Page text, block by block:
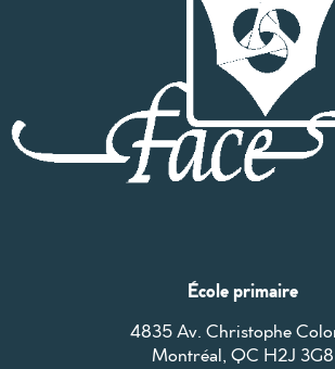
École primaire
4835 Av. Christophe
Montréal, QC H2J 3G8